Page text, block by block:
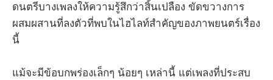
ดนตรีบางเพลงให้ความรู้สึกว่าสิ้นเปลือง ขัดขวางการ
ผสมผสานที่ลงตัวที่พบในไฮไลท์สำคัญของภาพยนตร์เรื่อง
นี้
แม้จะมีข้อบกพร่องเล็กๆ น้อยๆ เหล่านี้ แต่เพลงที่ประสบ